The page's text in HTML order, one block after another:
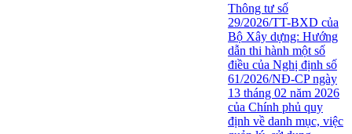
Thông tư số
29/2026/TT-BXD của
Bộ Xây dựng: Hướng
dẫn thi hành một số
điều của Nghị định số
61/2026/NĐ-CP ngày
13 tháng 02 năm 2026
của Chính phủ quy
định về danh mục, việc